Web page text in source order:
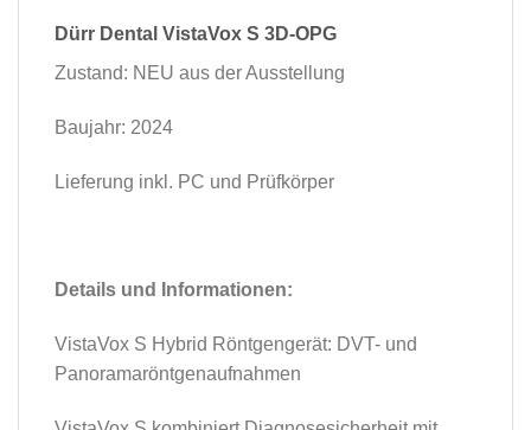
Dürr Dental VistaVox S 3D-OPG
Zustand: NEU aus der Ausstellung
Baujahr: 2024
Lieferung inkl. PC und Prüfkörper
Details und Informationen:
VistaVox S Hybrid Röntgengerät: DVT- und
Panoramaröntgenaufnahmen